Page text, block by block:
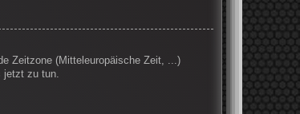
Zeitzone (Mitteleuropäische Zeit, ...)
zu tun.